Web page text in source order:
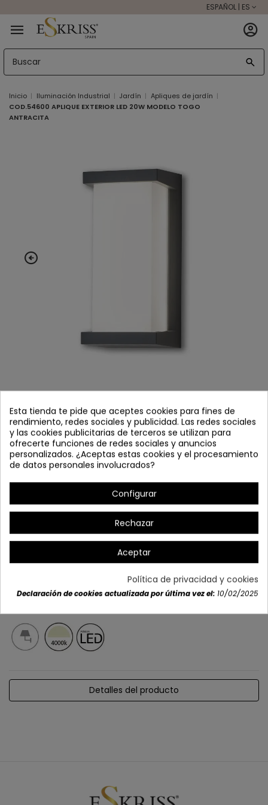
ESPAÑOL | ES
Inicio Iluminación Industrial Jardín
Apliques de jardín
COD.54600 APLIQUE EXTERIOR LED 20W MODELO TOGO
ANTRACITA
COD.54600 APLIQUE EXTERIOR LED 20W
MODELO TOGO ANTRACITA
Referencia 54600
En stock
Aplique exterior LED 20W Modelo Togo color antracita
Detalles del producto
Esta tienda te pide que aceptes cookies para fines de
rendimiento, redes sociales y publicidad. Las redes sociales
y las cookies publicitarias de terceros se utilizan para
ofrecerte funciones de redes sociales y anuncios
personalizados. ¿Aceptas estas cookies y el procesamiento
de datos personales involucrados?
Configurar
Rechazar
Aceptar
Política de privacidad y cookies
Declaración de cookies actualizada por última vez el: 10/02/2025